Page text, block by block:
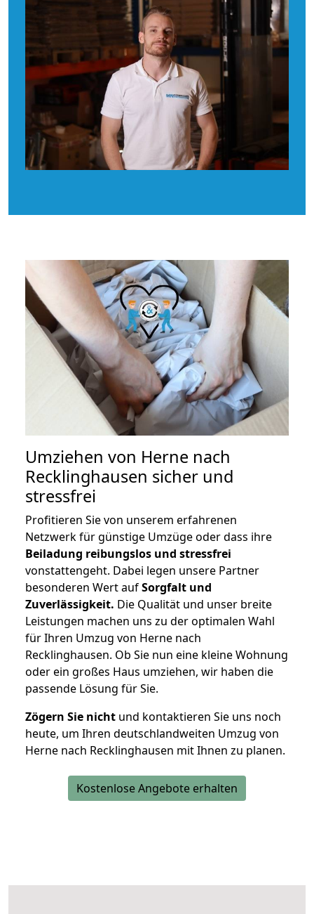
Umziehen von Herne nach
Recklinghausen sicher und
stressfrei
Profitieren Sie von unserem erfahrenen
Netzwerk für günstige Umzüge oder dass ihre
Beiladung reibungslos und stressfrei
vonstattengeht. Dabei legen unsere Partner
besonderen Wert aufSorgfalt und
Zuverlässigkeit. Die Qualität und unser breite
Leistungen machen uns zu der optimalen Wahl
für Ihren Umzug von Herne nach
Recklinghausen. Ob Sie nun eine kleine Wohnung
oder ein großes Haus umziehen, wir haben die
passende Lösung für Sie.
Zögern Sie nicht und kontaktieren Sie uns noch
heute, um Ihren deutschlandweiten Umzug von
Herne nach Recklinghausen mit Ihnen zu planen.
Kostenlose Angebote erhalten